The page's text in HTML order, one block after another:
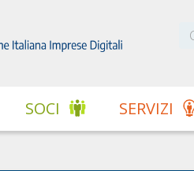
SOCI SERVIZI